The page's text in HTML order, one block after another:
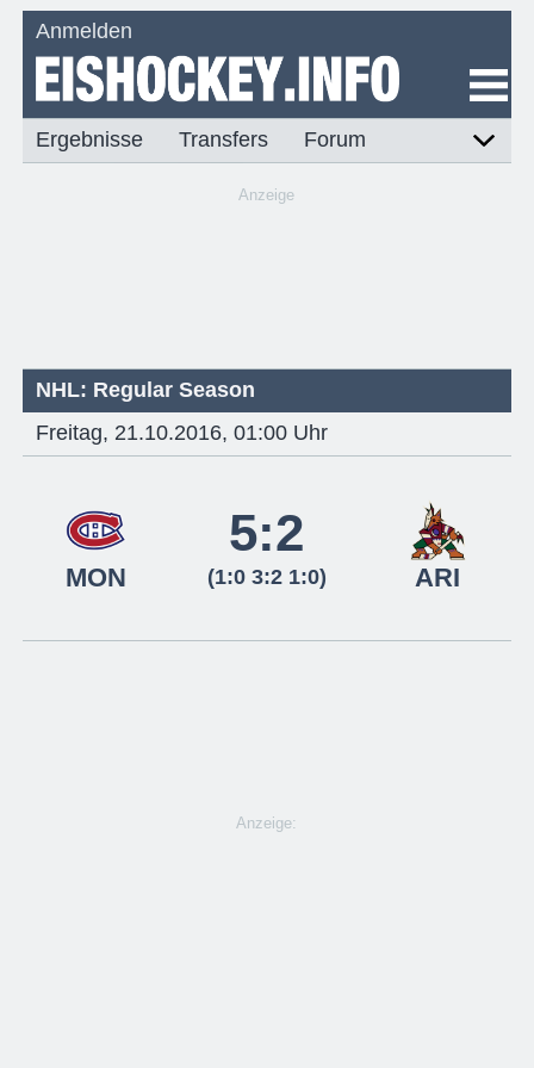
Anmelden
Ergebnisse Transfers Forum
Anzeige
NHL: Regular Season
Freitag, 21.10.2016, 01:00 Uhr
MON
5:2
(1:0 3:2 1:0) ARI
Anzeige: